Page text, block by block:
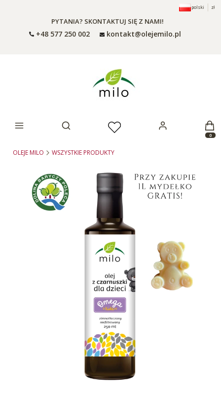
polski zł
PYTANIA? SKONTAKTUJ SIĘ Z NAMI!
+48 577 250 002 kontakt@olejemilo.pl
Otwórz wyszukiwarkę
OLEJE MILO WSZYSTKIE PRODUKTY